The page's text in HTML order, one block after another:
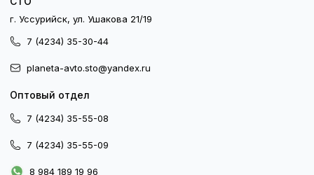
г. Уссурийск, ул. Ушакова 21/19
7 (4234) 35-30-44
planeta-avto.sto@yandex.ru
Оптовый отдел
7 (4234) 35-55-08
7 (4234) 35-55-09
8 984 189 19 96